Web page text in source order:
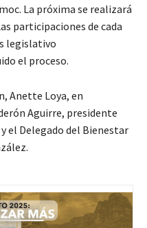
La próxima se realizará
participaciones de cada
legislativo
el proceso.
Anette Loya, en
Aguirre, presidente
el Delegado del Bienestar